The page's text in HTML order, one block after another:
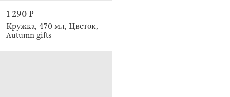
1 290 ₽
Кружка, 470 мл, Цветок,
Autumn gifts